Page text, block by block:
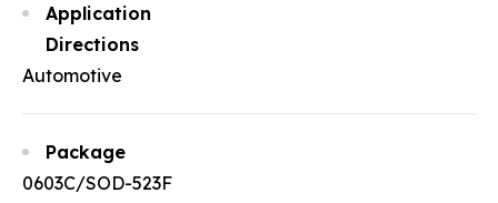
Application
Directions
Automotive
Package
0603C/SOD-523F